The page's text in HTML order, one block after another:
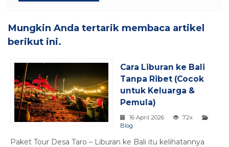
Mungkin Anda tertarik membaca artikel
berikut ini.
Cara Liburan ke Bali
Tanpa Ribet (Cocok
untuk Keluarga &
Pemula)
16 April 2026
72x
Blog
Paket Tour Desa Taro – Liburan ke Bali itu kelihatannya